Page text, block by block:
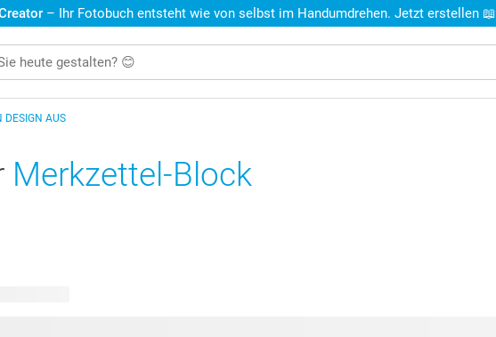
– Ihr Fotobuch entsteht wie von selbst im Handumdrehen. Jetzt erstellen 📖
DESIGN AUS
Merkzettel-Block